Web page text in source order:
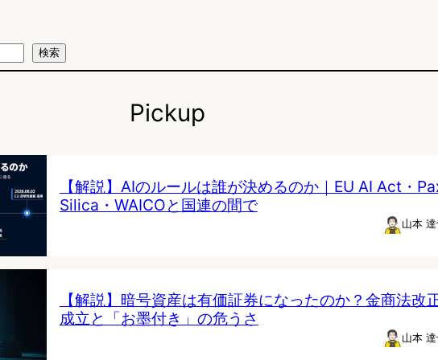
検索
Pickup
【解説】AIのルールは誰が決めるのか｜EU AI Act・
Silica・WAICOと国連の間で
山本
【解説】暗号資産は有価証券になったのか？金商法改
成立と「お墨付き」の危うさ
山本